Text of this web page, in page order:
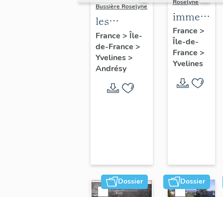
Bussière Roselyne
les
immeubles,
maisons et
fermes du
canton
d'Andrésy
France > Île-
de-France >
Yvelines>
Andrésy
Roselyne
maisons,
fermes
France >
Île-de-
France >
Yvelines
Dossier Dossier